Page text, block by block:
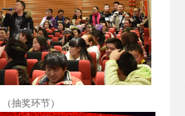
（抽奖环节）